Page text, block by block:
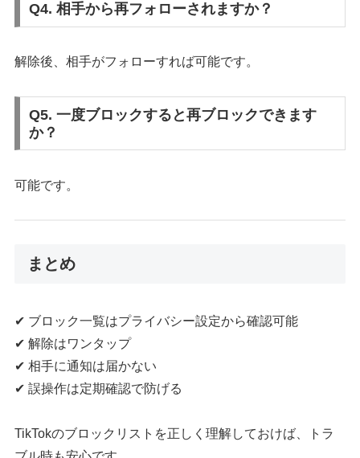
Q4. 相手から再フォローされますか？
解除後、相手がフォローすれば可能です。
Q5. 一度ブロックすると再ブロックできます
か？
可能です。
まとめ
✔ ブロック一覧はプライバシー設定から確認可能
✔ 解除はワンタップ
✔ 相手に通知は届かない
✔ 誤操作は定期確認で防げる
TikTokのブロックリストを正しく理解しておけば、トラ